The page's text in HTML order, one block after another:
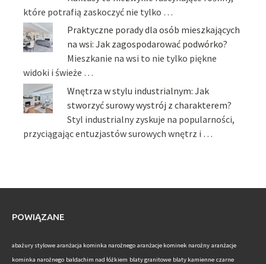
które potrafią zaskoczyć nie tylko …
Praktyczne porady dla osób mieszkających
na wsi: Jak zagospodarować podwórko?
Mieszkanie na wsi to nie tylko piękne
widoki i świeże …
Wnętrza w stylu industrialnym: Jak
stworzyć surowy wystrój z charakterem?
Styl industrialny zyskuje na popularności,
przyciągając entuzjastów surowych wnętrz i …
POWIĄZANE
abażury stylowe aranżacja kominka narożnego aranżacje kominek narożny aranżacje
kominka narożnego baldachim nad łóżkiem blaty granitowe blaty kamienne czarne